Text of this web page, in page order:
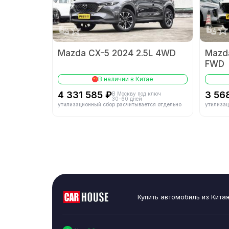
Максимальная
Материал
Тип топлива
Mazda CX-5 2024 2.5L 4WD
В наличии в Китае
4 331 585 ₽В Москву под ключ
30-60 дней
утилизационный сбор расчитывается отдельно
FWD
3
Купить автомобиль из Китая